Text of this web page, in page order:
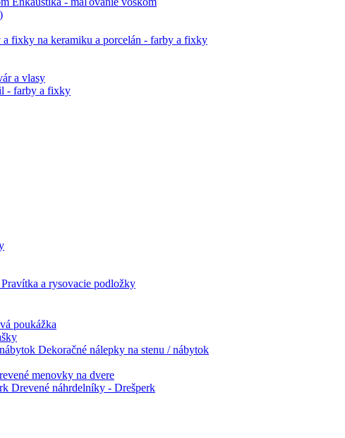
na keramiku a porcelán - farby a fixky
a vlasy
- farby a fixky
Pravítka a rysovacie podložky
poukážka
Dekoračné nálepky na stenu / nábytok
menovky na dvere
Drevené náhrdelníky - Drešperk